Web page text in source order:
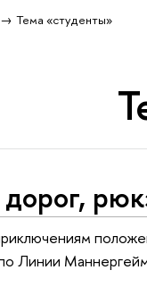
Тема «студенты»
Линии